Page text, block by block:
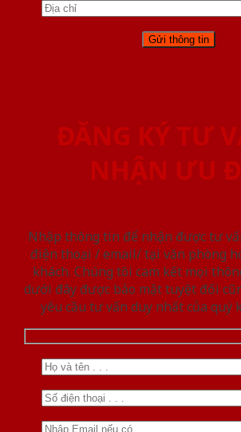
ĐĂNG KÝ TƯ
NHẬN ƯU
Nhập thông tin để nhận được tư
điện thoại / email/ tại văn phòng
khách. Chúng tôi cam kết mọi
dưới đây được bảo mật tuyệt đối
yêu cầu tư vấn duy nhất của quý